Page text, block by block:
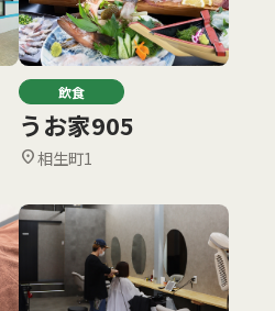
飲食
うお家905
location_on相生町1